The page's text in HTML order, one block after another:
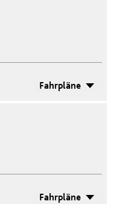
Fahrpläne
Fahrpläne